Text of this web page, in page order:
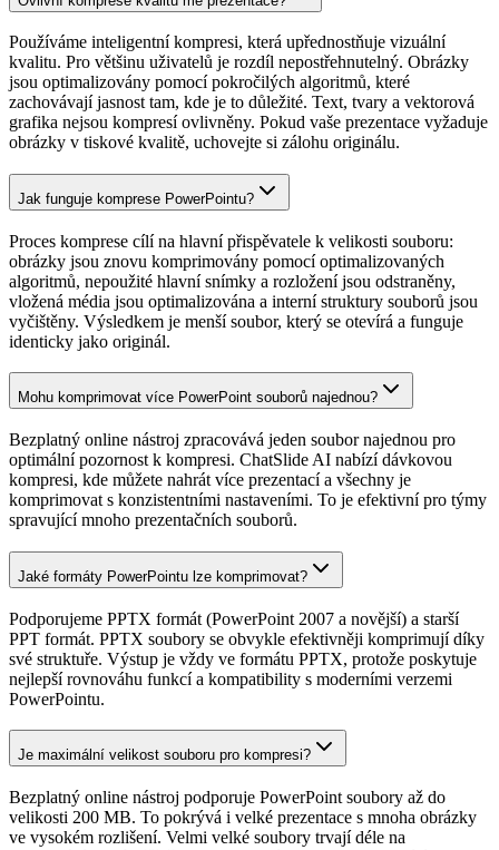
Používáme inteligentní kompresi, která upřednostňuje vizuální
kvalitu. Pro většinu uživatelů je rozdíl nepostřehnutelný. Obrázky
jsou optimalizovány pomocí pokročilých algoritmů, které
zachovávají jasnost tam, kde je to důležité. Text, tvary a vektorová
grafika nejsou kompresí ovlivněny. Pokud vaše prezentace vyžaduje
obrázky v tiskové kvalitě, uchovejte si zálohu originálu.
Jak funguje komprese PowerPointu?
Proces komprese cílí na hlavní přispěvatele k velikosti souboru:
obrázky jsou znovu komprimovány pomocí optimalizovaných
algoritmů, nepoužité hlavní snímky a rozložení jsou odstraněny,
vložená média jsou optimalizována a interní struktury souborů jsou
vyčištěny. Výsledkem je menší soubor, který se otevírá a funguje
identicky jako originál.
Mohu komprimovat více PowerPoint souborů najednou?
Bezplatný online nástroj zpracovává jeden soubor najednou pro
optimální pozornost k kompresi. ChatSlide AI nabízí dávkovou
kompresi, kde můžete nahrát více prezentací a všechny je
komprimovat s konzistentními nastaveními. To je efektivní pro týmy
spravující mnoho prezentačních souborů.
Jaké formáty PowerPointu lze komprimovat?
Podporujeme PPTX formát (PowerPoint 2007 a novější) a starší
PPT formát. PPTX soubory se obvykle efektivněji komprimují díky
své struktuře. Výstup je vždy ve formátu PPTX, protože poskytuje
nejlepší rovnováhu funkcí a kompatibility s moderními verzemi
PowerPointu.
Je maximální velikost souboru pro kompresi?
Bezplatný online nástroj podporuje PowerPoint soubory až do
velikosti 200 MB. To pokrývá i velké prezentace s mnoha obrázky
ve vysokém rozlišení. Velmi velké soubory trvají déle na